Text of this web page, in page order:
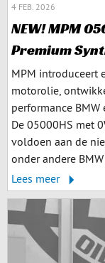
4 FEB. 2026
NEW! MPM
Premium
MPM introduceert
motorolie,
performance
De 05000HS met
voldoen aan de
onder andere
Lees meer